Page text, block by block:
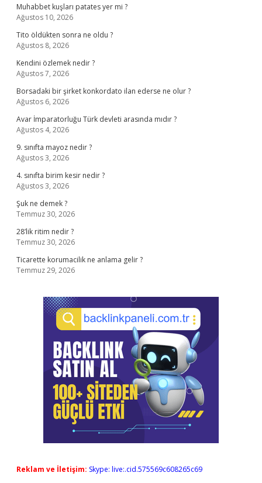
Muhabbet kuşları patates yer mi ?
Ağustos 10, 2026
Tito öldükten sonra ne oldu ?
Ağustos 8, 2026
Kendini özlemek nedir ?
Ağustos 7, 2026
Borsadaki bir şirket konkordato ilan ederse ne olur ?
Ağustos 6, 2026
Avar İmparatorluğu Türk devleti arasında mıdır ?
Ağustos 4, 2026
9. sınıfta mayoz nedir ?
Ağustos 3, 2026
4. sınıfta birim kesir nedir ?
Ağustos 3, 2026
Şuk ne demek ?
Temmuz 30, 2026
28’lik ritim nedir ?
Temmuz 30, 2026
Ticarette korumacilik ne anlama gelir ?
Temmuz 29, 2026
Reklam ve İletişim: Skype: live:.cid.575569c608265c69